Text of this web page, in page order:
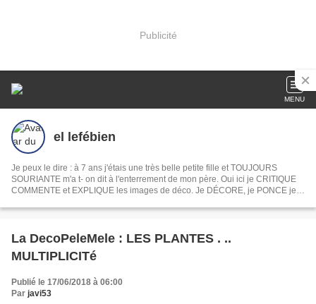
Publicité
MENU
el lefébien
Je peux le dire : à 7 ans j'étais une très belle petite fille et TOUJOURS
SOURIANTE m'a t- on dit à l'enterrement de mon père. Oui ici je CRITIQUE
COMMENTE et EXPLIQUE les images de déco. Je DÉCORE, je PONCE je
jour les films et les séries . En fait je PAPOTE comme devant un apéro. Ah
La DecoPeleMele : LES PLANTES . ..
MULTIPLICITé
Publié le 17/06/2018 à 06:00
Par javi53